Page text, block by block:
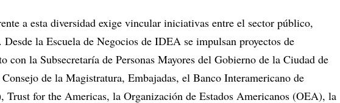
a esta diversidad exige vincular iniciativas entre el sector público,
la Escuela de Negocios de IDEA se impulsan proyectos de
con la Subsecretaría de Personas Mayores del Gobierno de la Ciudad de
de la Magistratura, Embajadas, el Banco Interamericano de
Trust for the Americas, la Organización de Estados Americanos (OEA), la